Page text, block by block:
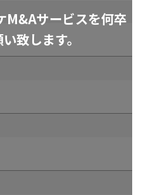
M&Aサービスを何卒
致します。